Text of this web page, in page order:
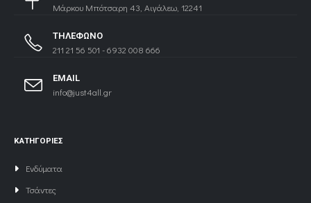
Μάρκου Μπότσαρη 43, Αιγάλεω, 12241
ΤΗΛΕΦΩΝΟ
211 21 56 501 - 6932 008 666
EMAIL
info@just4all.gr
ΚΑΤΗΓΟΡΙΕΣ
Ενδύματα
Τσάντες